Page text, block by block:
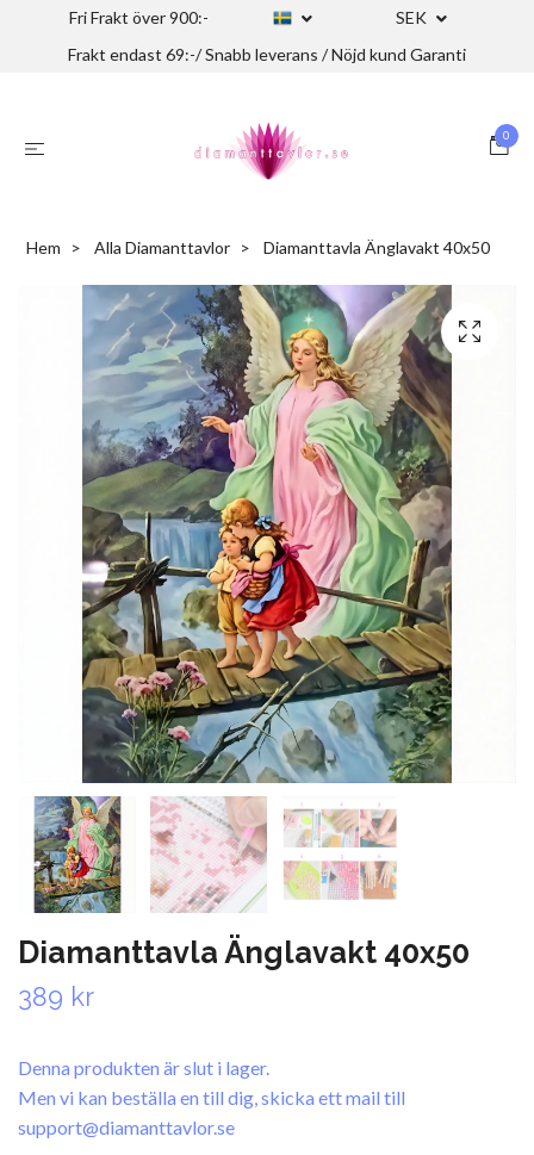
Fri Frakt över 900:-
SEK
Frakt endast 69:-/ Snabb leverans / Nöjd kund Garanti
0
Hem Alla Diamanttavlor Diamanttavla Änglavakt 40x50
Diamanttavla Änglavakt 40x50
389 kr
Denna produkten är slut i lager.
Men vi kan beställa en till dig, skicka ett mail till
support@diamanttavlor.se